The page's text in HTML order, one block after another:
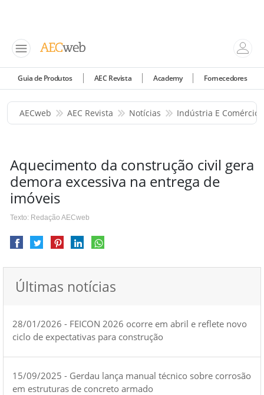
Guia de Produtos AEC Revista Academy Fornecedores
AECweb AEC Revista Notícias Indústria E Comércio
Aquecimento da construção civil gera
demora excessiva na entrega de
imóveis
Texto: Redação AECweb
Últimas notícias
28/01/2026 - FEICON 2026 ocorre em abril e reflete novo
ciclo de expectativas para construção
15/09/2025 - Gerdau lança manual técnico sobre corrosão
em estruturas de concreto armado